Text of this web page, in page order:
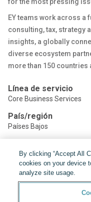
EY teams work across
consulting, tax, strategy
insights, a globally
diverse ecosystem
more than 150 countries
Línea de servicio
Core Business Services
País/región
Países Bajos
Compartir:
By clicking “Accept All
cookies on your device
analyze site usage.